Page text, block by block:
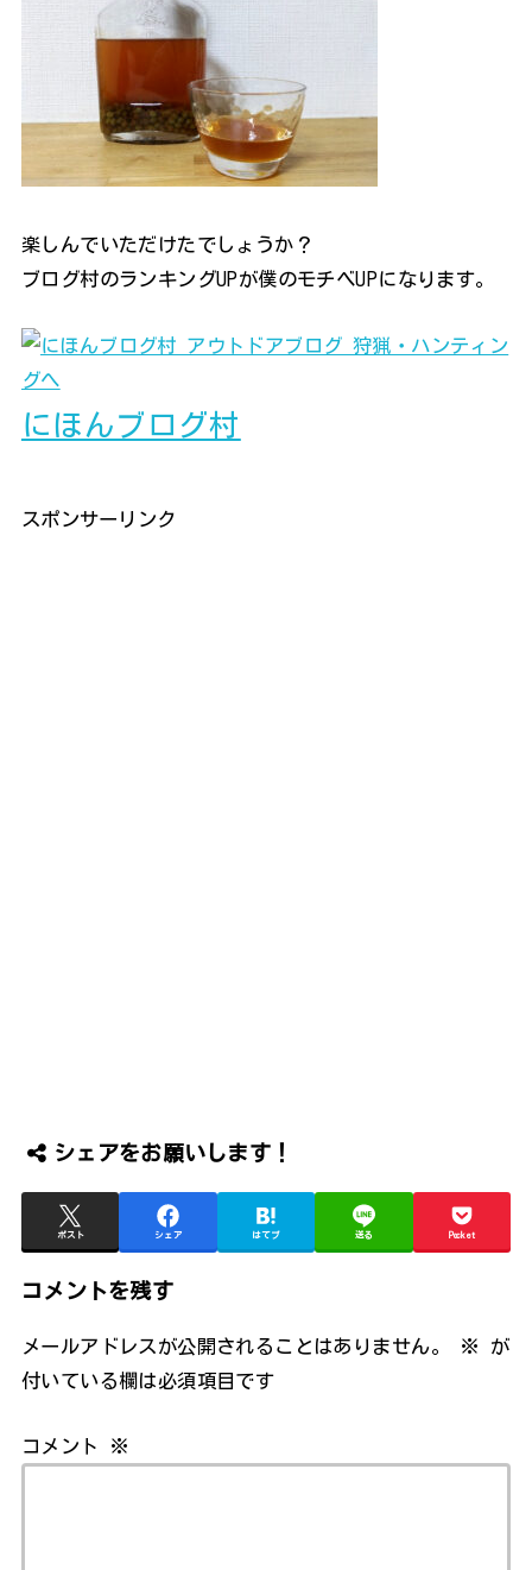
楽しんでいただけたでしょうか？
ブログ村のランキングUPが僕のモチベUPになります。
にほんブログ村
スポンサーリンク
シェアをお願いします！
ポスト シェア はてブ 送る Pocket
コメントを残す
メールアドレスが公開されることはありません。 ※
が
付いている欄は必須項目です
コメント ※